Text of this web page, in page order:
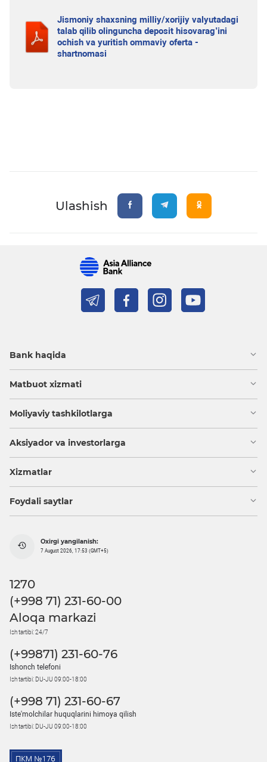
Jismoniy shaxsning milliy/xorijiy valyutadagi
talab qilib olinguncha deposit hisovarag’ini
ochish va yuritish ommaviy oferta -
shartnomasi
Ulashish
Bank haqida
Matbuot xizmati
Moliyaviy tashkilotlarga
Aksiyador va investorlarga
Xizmatlar
Foydali saytlar
Oxirgi yangilanish:
7 August 2026, 17:53 (GMT+5)
1270
(+998 71) 231-60-00
Aloqa markazi
Ish tartibi: 24/7
(+99871) 231-60-76
Ishonch telefoni
Ish tartibi: DU-JU 09:00-18:00
(+998 71) 231-60-67
Iste'molchilar huquqlarini himoya qilish
Ish tartibi: DU-JU 09:00-18:00